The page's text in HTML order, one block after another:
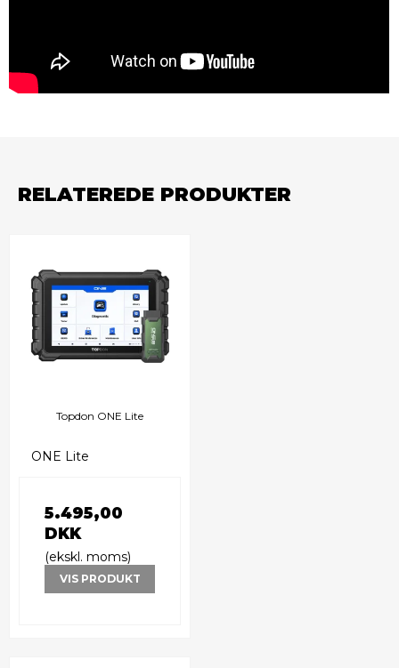
RELATEREDE PRODUKTER
Topdon ONE Lite
ONE Lite
5.495,00
DKK
(ekskl. moms)
VIS PRODUKT